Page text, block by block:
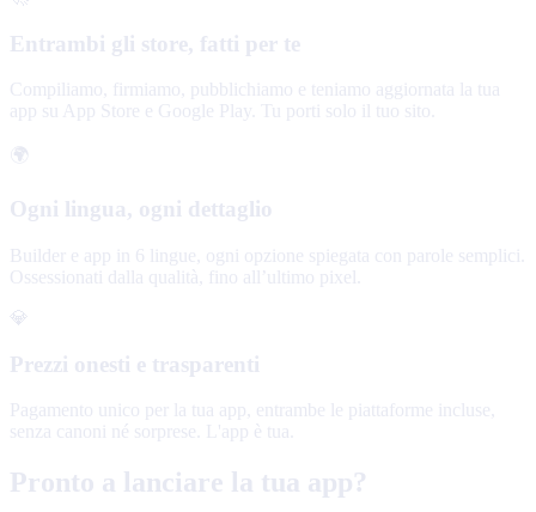
Entrambi gli store, fatti per te
Compiliamo, firmiamo, pubblichiamo e teniamo aggiornata la tua
app su App Store e Google Play. Tu porti solo il tuo sito.
🌍
Ogni lingua, ogni dettaglio
Builder e app in 6 lingue, ogni opzione spiegata con parole semplici.
Ossessionati dalla qualità, fino all’ultimo pixel.
💎
Prezzi onesti e trasparenti
Pagamento unico per la tua app, entrambe le piattaforme incluse,
senza canoni né sorprese. L'app è tua.
Pronto a lanciare la tua app?